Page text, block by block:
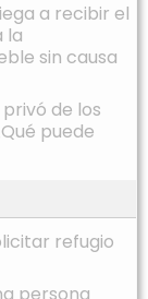
a recibir el
la
sin causa
de los
puede
refugio